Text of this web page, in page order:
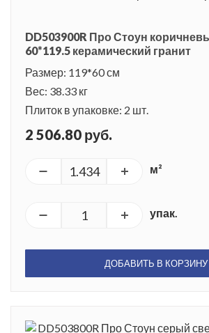
DD503900R Про Стоун
60*119.5 керамический гранит
Размер: 119*60 см
Вес: 38.33 кг
Плиток в упаковке: 2 шт.
2 506.80 руб.
м²
упак.
ДОБАВИТЬ В КОРЗИНУ